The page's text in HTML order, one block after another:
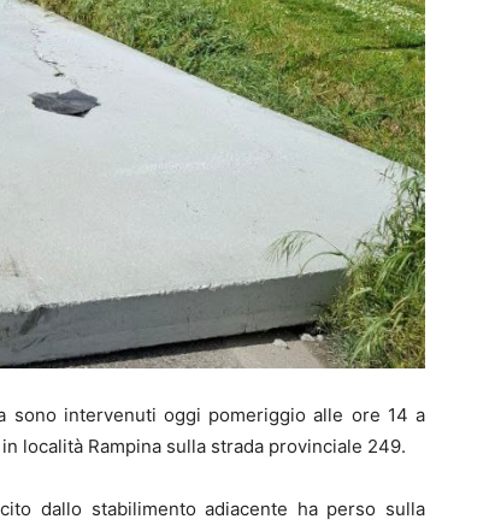
sono intervenuti oggi pomeriggio alle ore 14 a
località Rampina sulla strada provinciale 249.
dallo stabilimento adiacente ha perso sulla